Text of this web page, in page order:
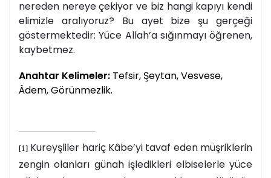
nereden nereye çekiyor ve biz hangi kapıyı kendi
elimizle aralıyoruz? Bu ayet bize şu gerçeği
göstermektedir: Yüce Allah’a sığınmayı öğrenen,
kaybetmez.
Anahtar Kelimeler: Tefsir, Şeytan, Vesvese,
Âdem, Görünmezlik.
[1] Kureyşliler hariç Kâbe’yi tavaf eden müşriklerin
zengin olanları günah işledikleri elbiselerle yüce